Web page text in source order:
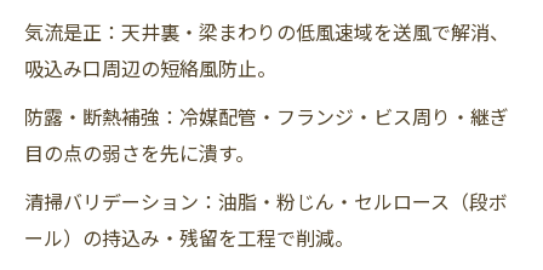
気流是正：天井裏・梁まわりの低風速域を送風で解消、
吸込み口周辺の短絡風防止。
防露・断熱補強：冷媒配管・フランジ・ビス周り・継ぎ
目の点の弱さを先に潰す。
清掃バリデーション：油脂・粉じん・セルロース（段ボ
ール）の持込み・残留を工程で削減。